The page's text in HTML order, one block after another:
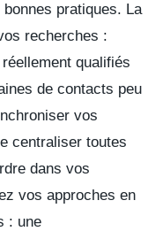
bonnes pratiques. La
recherches :
qualifiés
de contacts peu
vos
centraliser toutes
dans vos
vos approchesen
: une